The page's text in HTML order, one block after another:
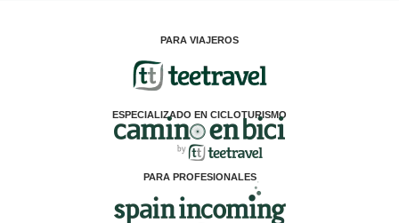
PARA VIAJEROS
ESPECIALIZADO EN CICLOTURISMO
PARA PROFESIONALES